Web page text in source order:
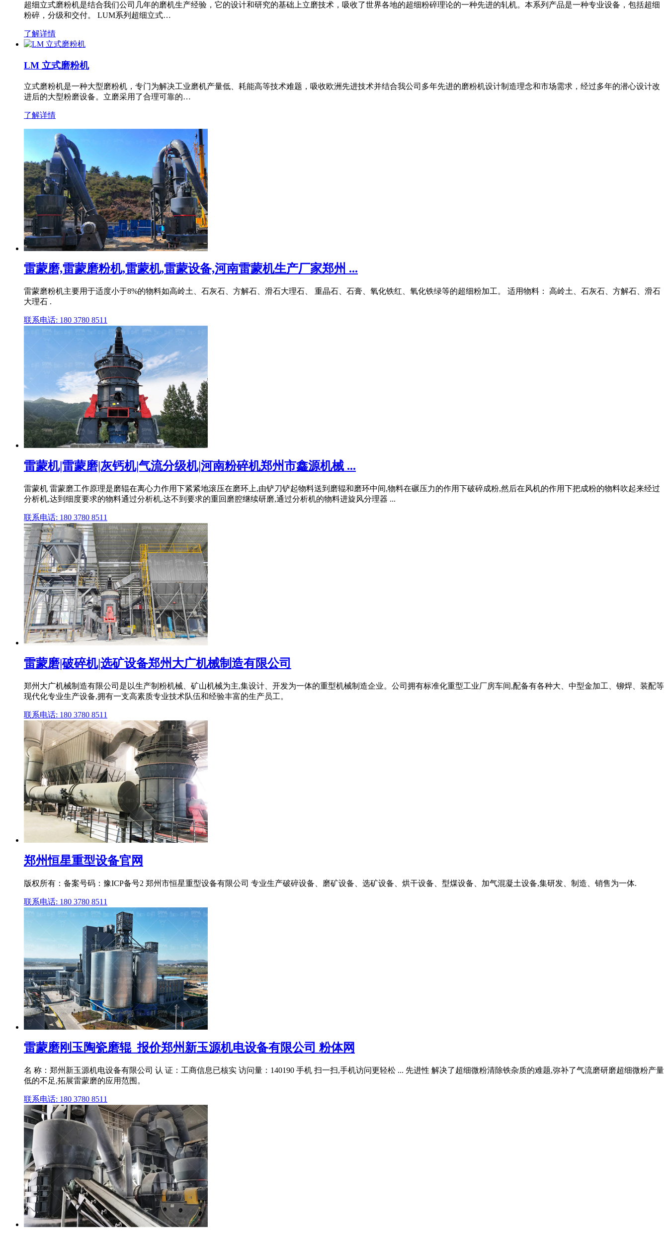
超细立式磨粉机是结合我们公司几年的磨机生产经验，它的设计和研究的基础上立磨技术，吸收了世界各地的超细粉碎理论的一种先进的轧机。本系列产品是一种专业设备，包括超细
粉碎，分级和交付。 LUM系列超细立式…
了解详情
LM 立式磨粉机
立式磨粉机是一种大型磨粉机，专门为解决工业磨机产量低、耗能高等技术难题，吸收欧洲先进技术并结合我公司多年先进的磨粉机设计制造理念和市场需求，经过多年的潜心设计改
进后的大型粉磨设备。立磨采用了合理可靠的…
了解详情
雷蒙磨,雷蒙磨粉机,雷蒙机,雷蒙设备,河南雷蒙机生产厂家郑州 ...
雷蒙磨粉机主要用于适度小于8%的物料如高岭土、石灰石、方解石、滑石大理石、 重晶石、石膏、氧化铁红、氧化铁绿等的超细粉加工。 适用物料： 高岭土、石灰石、方解石、滑石
大理石 .
联系电话: 180 3780 8511
雷蒙机|雷蒙磨|灰钙机|气流分级机|河南粉碎机郑州市鑫源机械 ...
雷蒙机 雷蒙磨工作原理是磨辊在离心力作用下紧紧地滚压在磨环上,由铲刀铲起物料送到磨辊和磨环中间,物料在碾压力的作用下破碎成粉,然后在风机的作用下把成粉的物料吹起来经过
分析机,达到细度要求的物料通过分析机,达不到要求的重回磨腔继续研磨,通过分析机的物料进旋风分理器 ...
联系电话: 180 3780 8511
雷蒙磨|破碎机|选矿设备郑州大广机械制造有限公司
郑州大广机械制造有限公司是以生产制粉机械、矿山机械为主,集设计、开发为一体的重型机械制造企业。公司拥有标准化重型工业厂房车间,配备有各种大、中型金加工、铆焊、装配等
现代化专业生产设备,拥有一支高素质专业技术队伍和经验丰富的生产员工。
联系电话: 180 3780 8511
郑州恒星重型设备官网
版权所有：备案号码：豫ICP备号2 郑州市恒星重型设备有限公司 专业生产破碎设备、磨矿设备、选矿设备、烘干设备、型煤设备、加气混凝土设备,集研发、制造、销售为一体.
联系电话: 180 3780 8511
雷蒙磨刚玉陶瓷磨辊_报价郑州新玉源机电设备有限公司 粉体网
名 称：郑州新玉源机电设备有限公司 认 证：工商信息已核实 访问量：140190 手机 扫一扫,手机访问更轻松 ... 先进性 解决了超细微粉清除铁杂质的难题,弥补了气流磨研磨超细微粉产量
低的不足,拓展雷蒙磨的应用范围。
联系电话: 180 3780 8511